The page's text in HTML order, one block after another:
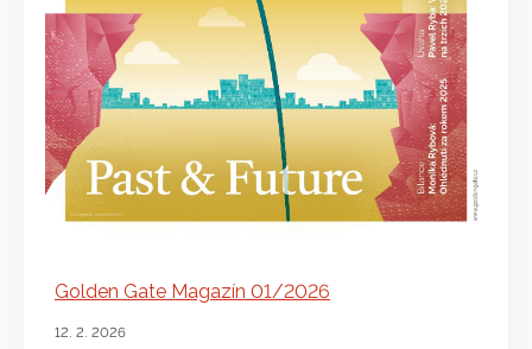
Golden Gate Magazín 01/2026
12. 2. 2026